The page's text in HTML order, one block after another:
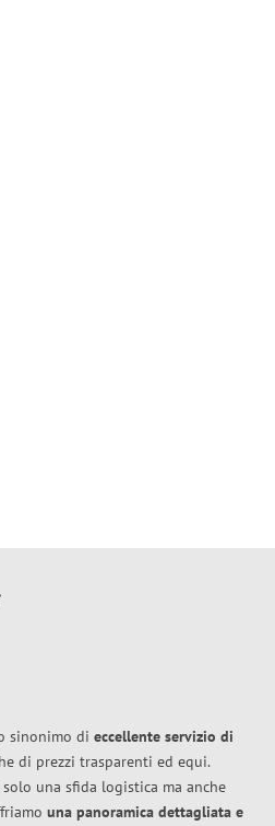
sinonimo di eccellente servizio di
di prezzi trasparenti ed equi.
una sfida logistica ma anche
una panoramica dettagliata e